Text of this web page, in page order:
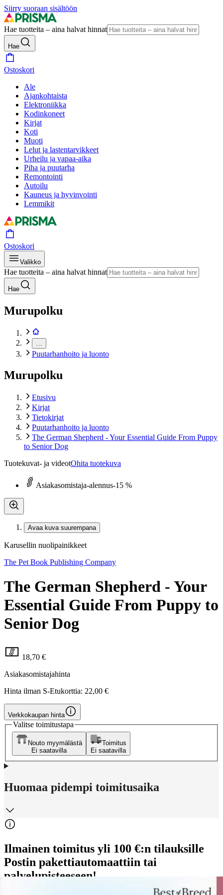
Siirry suoraan sisältöön
Hae tuotteita – aina halvat hinnat
Hae
Ostoskori
Ale
Ajankohtaista
Elektroniikka
Kodinkoneet
Kirjat
Koti
Muoti
Lelut ja lastentarvikkeet
Urheilu ja vapaa-aika
Piha ja puutarha
Remontointi
Autoilu
Kauneus ja hyvinvointi
Lemmikit
Ostoskori
Valikko
Hae tuotteita – aina halvat hinnat
Hae
Murupolku
Puutarhanhoito ja luonto
Murupolku
Etusivu
Kirjat
Tietokirjat
Puutarhanhoito ja luonto
The German Shepherd - Your Essential Guide From Puppy
to Senior Dog
Tuotekuvat- ja videotOhita tuotekuva
Asiakasomistaja-alennus-15 %
Avaa kuva suurempana
Karusellin nuolipainikkeet
The Pet Book Publishing Company
The German Shepherd - Your
Essential Guide From Puppy to
Senior Dog
18,70 €
Asiakasomistajahinta
Hinta ilman S-Etukorttia: 22,00 €
Verkkokaupan hinta
Valitse toimitustapa
Nouto myymälästä
Ei saatavilla
Toimitus
Ei saatavilla
Huomaa pidempi toimitusaika
Ilmainen toimitus yli 100 €:n tilauksille
Postin pakettiautomaattiin tai
palvelupisteeseen!